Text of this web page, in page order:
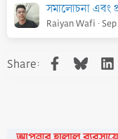
সমালোচনা এবং
Raiyan Wafi
Share: Facebook